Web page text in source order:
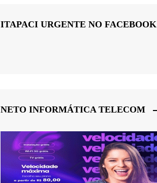
ITAPACI URGENTE NO FACEBOOK
NETO INFORMÁTICA TELECOM